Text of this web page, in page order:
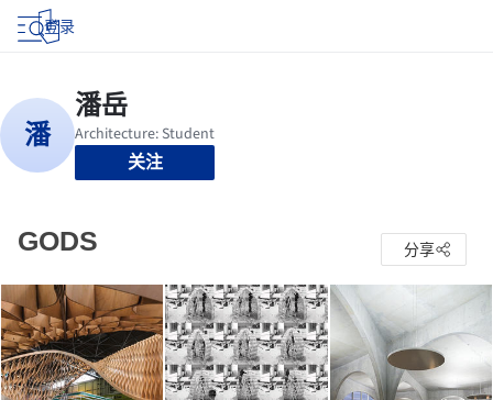
登录
关注
GODS 分享